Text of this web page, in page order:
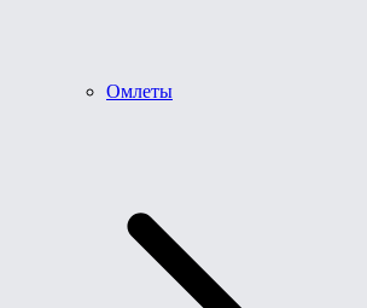
Омлеты